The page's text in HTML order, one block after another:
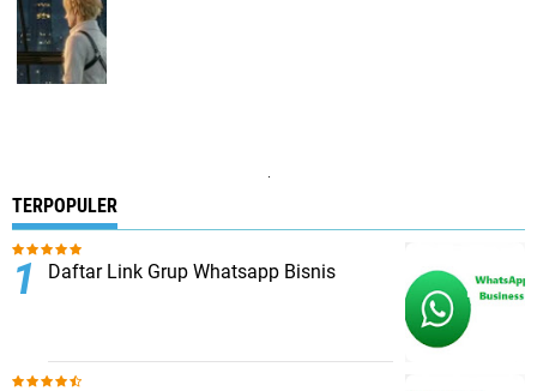
TERPOPULER
Daftar Link Grup Whatsapp Bisnis